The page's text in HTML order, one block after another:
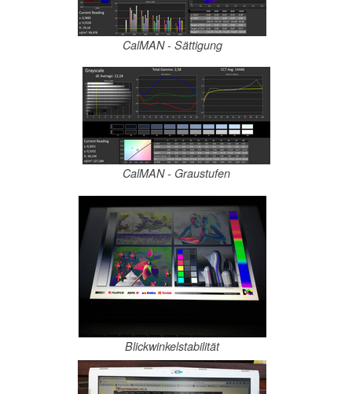
CalMAN - Sättigung
CalMAN - Graustufen
Blickwinkelstabilität